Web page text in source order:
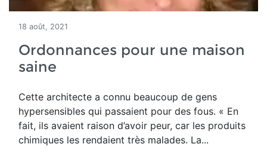
18 août, 2021
Ordonnances pour une maison
saine
Cette architecte a connu beaucoup de gens
hypersensibles qui passaient pour des fous. « En
fait, ils avaient raison d’avoir peur, car les produits
chimiques les rendaient très malades. La...